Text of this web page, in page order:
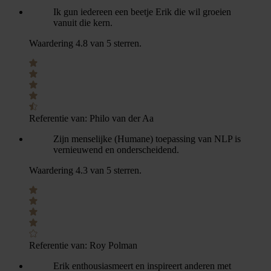
Ik gun iedereen een beetje Erik die wil groeien
vanuit die kern.
Waardering 4.8 van 5 sterren.
Referentie van: Philo van der Aa
Zijn menselijke (Humane) toepassing van NLP is
vernieuwend en onderscheidend.
Waardering 4.3 van 5 sterren.
Referentie van: Roy Polman
Erik enthousiasmeert en inspireert anderen met